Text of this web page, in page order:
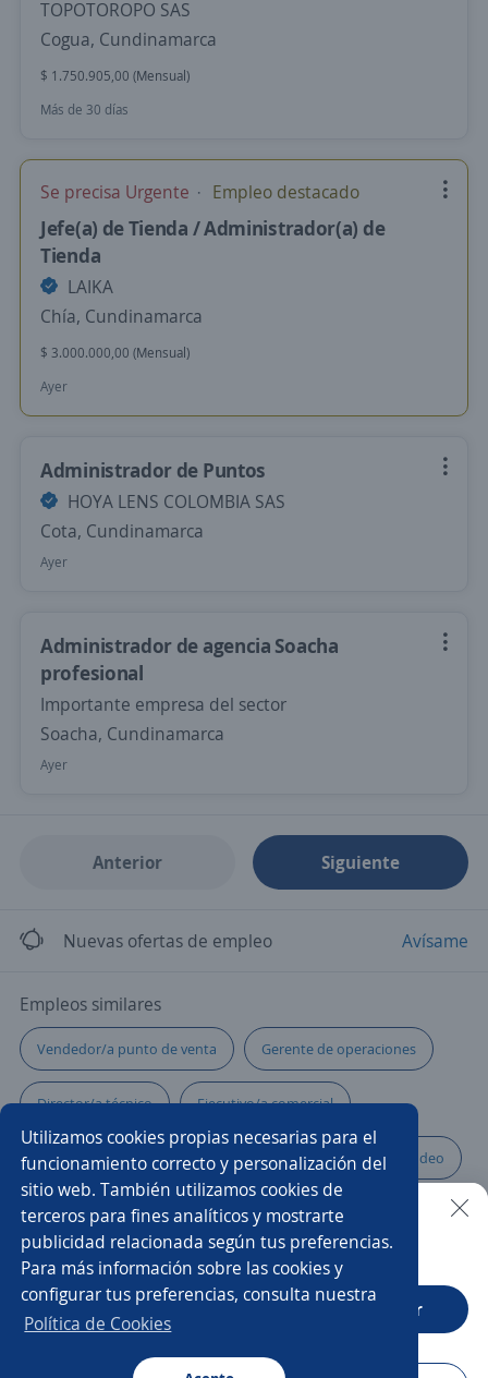
Utilizamos cookies propias necesarias para el
funcionamiento correcto y personalización del
sitio web. También utilizamos cookies de
terceros para fines analíticos y mostrarte
publicidad relacionada según tus preferencias.
Para más información sobre las cookies y
configurar tus preferencias, consulta nuestra
Política de Cookies
TOPOTOROPO SAS
Cogua, Cundinamarca
$ 1.750.905,00 (Mensual)
Más de 30 días
Se precisa Urgente Empleo destacado
Jefe(a) de Tienda / Administrador(a) de
Tienda
LAIKA
Chía, Cundinamarca
$ 3.000.000,00 (Mensual)
Ayer
Administrador de Puntos
HOYA LENS COLOMBIA SAS
Cota, Cundinamarca
Ayer
Administrador de agencia Soacha
profesional
Importante empresa del sector
Soacha, Cundinamarca
Ayer
Anterior Siguiente
Nuevas ofertas de empleo Avísame
Empleos similares
Vendedor/a punto de venta Gerente de operaciones
Director/a técnico Ejecutivo/a comercial
Administrador/a punto de venta Director/a de mercadeo
Gerente restaurante Administradora
Ejecutivo/a de cuenta Administrador/a
Administración
Buscar es más fácil en la app
CT App Abrir